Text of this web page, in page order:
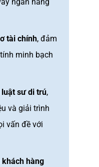
tài chính, đảm
minh bạch
luật sư di trú,
và giải trình
vấn đề với
hàng